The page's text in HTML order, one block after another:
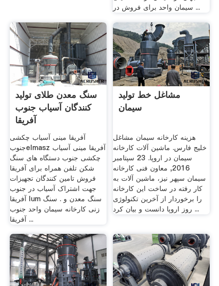
سیمان واحد برای فروش در ...
سنگ معدن طلای تولید
کنندگان آسیاب جنوب
آفریقا
آفریقا مینی آسیاب چکشی
جنوبelmasz آفریقا مینی آسیاب
چکشی جنوب دستگاه های سنگ
شکن تلفن همراه برای آفریقا
فروش تامین کنندگان تجهیزات
جهت اشتراک آسیاب در جنوب
آفریقا lum سنگ معدن و . سنگ
زنی کارخانه سیمان واحد جنوب
آفریقا ...
مشاغل خط تولید
سیمان
هزینه کارخانه سیمان مشاغل
خلیج فارس. ماشین آلات کارخانه
سیمان در اروپا. 23 سپتامبر
2016, معاون فنی کارخانه
سیمان سپهر نیز، ماشین آلات به
کار رفته در ساخت این کارخانه
را برخوردار از آخرین تکنولوژی
روز اروپا دانست و بیان کرد ...